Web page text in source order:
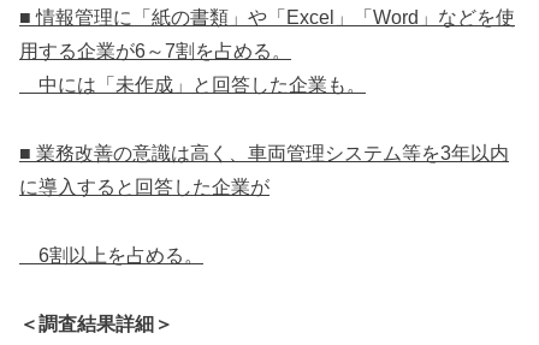
■ 情報管理に「紙の書類」や「Excel」「Word」などを使
用する企業が6～7割を占める。
中には「未作成」と回答した企業も。
■ 業務改善の意識は高く、車両管理システム等を3年以内
に導入すると回答した企業が
6割以上を占める。
＜調査結果詳細＞